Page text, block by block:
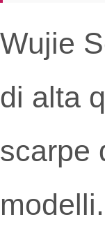
Wujie
di alta
scarpe